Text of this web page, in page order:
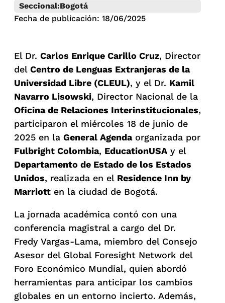
Seccional:Bogotá
Fecha de publicación: 18/06/2025
El Dr. Carlos Enrique Carillo Cruz, Director
del Centro de Lenguas Extranjeras de la
Universidad Libre (CLEUL), y el Dr. Kamil
Navarro Lisowski, Director Nacional de la
Oficina de Relaciones Interinstitucionales,
participaron el miércoles 18 de junio de
2025 en la General Agendaorganizada por
Fulbright Colombia, EducationUSA y el
Departamento de Estado de los Estados
Unidos, realizada en el Residence Inn by
Marriott en la ciudad de Bogotá.
La jornada académica contó con una
conferencia magistral a cargo del Dr.
Fredy Vargas-Lama, miembro del Consejo
Asesor del Global Foresight Network del
Foro Económico Mundial, quien abordó
herramientas para anticipar los cambios
globales en un entorno incierto. Además,